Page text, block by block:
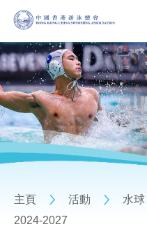
主頁 活動 水球
2024-2027